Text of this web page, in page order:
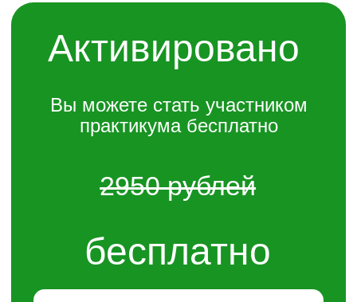
2950 рублей
+7
бесплатно
Активировано